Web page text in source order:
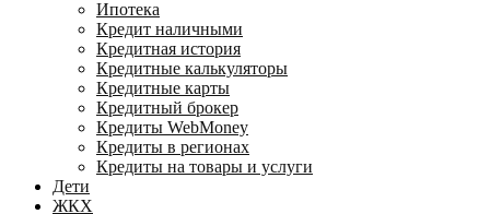
Ипотека
Кредит наличными
Кредитная история
Кредитные калькуляторы
Кредитные карты
Кредитный брокер
Кредиты WebMoney
Кредиты в регионах
Кредиты на товары и услуги
Дети
ЖКХ